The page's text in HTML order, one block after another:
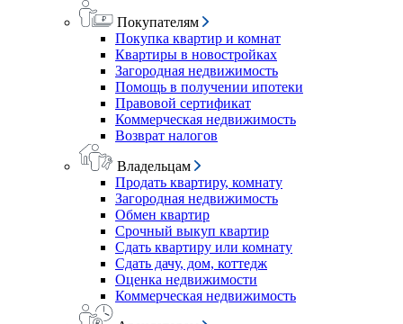
Покупателям
Покупка квартир и комнат
Квартиры в новостройках
Загородная недвижимость
Помощь в получении ипотеки
Правовой сертификат
Коммерческая недвижимость
Возврат налогов
Владельцам
Продать квартиру, комнату
Загородная недвижимость
Обмен квартир
Срочный выкуп квартир
Сдать квартиру или комнату
Сдать дачу, дом, коттедж
Оценка недвижимости
Коммерческая недвижимость